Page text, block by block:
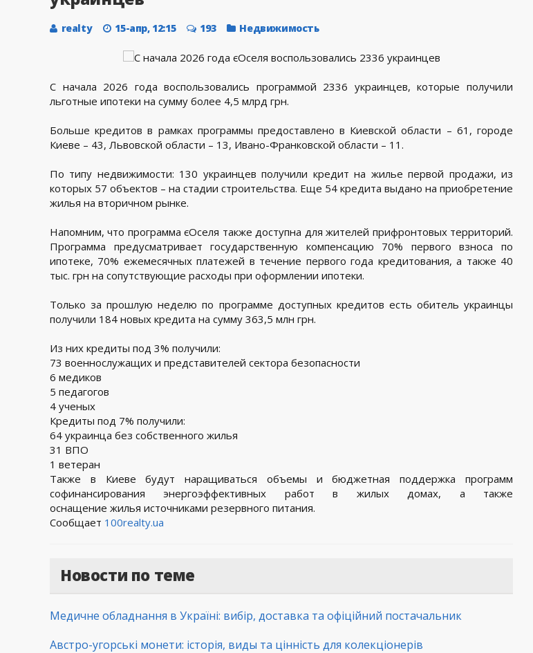
realty 15-апр, 12:15 193 Недвижимость
С начала 2026 года воспользовались программой 2336 украинцев, которые получили
льготные ипотеки на сумму более 4,5 млрд грн.
Больше кредитов в рамках программы предоставлено в Киевской области – 61, городе
Киеве – 43, Львовской области – 13, Ивано-Франковской области – 11.
По типу недвижимости: 130 украинцев получили кредит на жилье первой продажи, из
которых 57 объектов – на стадии строительства. Еще 54 кредита выдано на приобретение
жилья на вторичном рынке.
Напомним, что программа єОселя также доступна для жителей прифронтовых территорий.
Программа предусматривает государственную компенсацию 70% первого взноса по
ипотеке, 70% ежемесячных платежей в течение первого года кредитования, а также 40
тыс. грн на сопутствующие расходы при оформлении ипотеки.
Только за прошлую неделю по программе доступных кредитов есть обитель украинцы
получили 184 новых кредита на сумму 363,5 млн грн.
Из них кредиты под 3% получили:
73 военнослужащих и представителей сектора безопасности
6 медиков
5 педагогов
4 ученых
Кредиты под 7% получили:
64 украинца без собственного жилья
31 ВПО
1 ветеран
Также в Киеве будут наращиваться объемы и бюджетная поддержка программ
софинансирования энергоэффективных работ в жилых домах, а также
оснащение жилья источниками резервного питания.
Сообщает 100realty.ua
Новости по теме
Медичне обладнання в Україні: вибір, доставка та офіційний постачальник
Австро-угорські монети: історія, виды та цінність для колекціонерів